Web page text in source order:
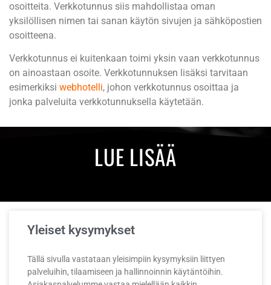
osoitteita. Verkkotunnus siis mahdollistaa oman
yksilöllisen nimen tai sanan käytön sivujen ja sähköpostien
osoitteena.
Verkkotunnus ei kuitenkaan toimi yksin vaan verkkotunnus
on ainoastaan osoite. Verkkotunnuksen lisäksi tarvitaan
esimerkiksi webhotelli, johon verkkotunnus osoittaa ja
jonka palveluita verkkotunnuksella käytetään.
LUE LISÄÄ
Yleiset kysymykset
Tällä sivulla vastataan yleisimpiin kysymyksiin liittyen
palveluihin, tilaamiseen ja hallinnoinnin käytäntöihin.